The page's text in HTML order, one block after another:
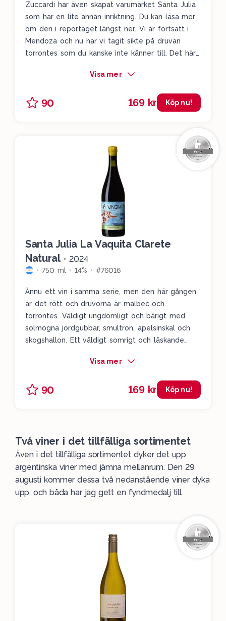
Zuccardi har även skapat varumärket Santa Julia
som har en lite annan inriktning. Du kan läsa mer
om den i reportaget längst ner. Vi är fortsatt i
Mendoza och nu har vi tagit sikte på druvan
torrontes som du kanske inte känner till. Det här
apelsinblommor, färska apelsiner, mandariner,
piggt och blommigt vin som visar upp en
Visa mer
90 169 kr Köp nu!
Santa Julia La Vaquita Clarete
Natural • 2024
750 ml 14% #76016
Ännu ett vin i samma serie, men den här gången
är det rött och druvorna är malbec och
torrontes. Väldigt ungdomligt och bärigt med
solmogna jordgubbar, smultron, apelsinskal och
skogshallon. Ett väldigt somrigt och läskande
Visa mer
90 169 kr Köp nu!
Två viner i det tillfälliga sortimentet
Även i det tillfälligasortimentet dyker det upp
argentinska viner med jämna mellanrum. Den 29
augusti kommer dessa två nedanstående viner dyka
upp, och båda har jag gett en fyndmedalj till.